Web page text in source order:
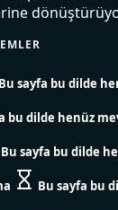
Bu sayfa bu dilde
bu dilde henüz
Bu sayfa bu dilde
Bu sayfa bu